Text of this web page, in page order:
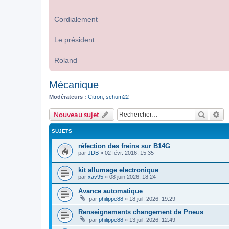
Cordialement
Le président
Roland
Mécanique
Modérateurs : Citron schum22
Nouveau sujet
SUJETS
réfection des freins sur B14G
par JDB » 02 févr. 2016, 15:35
kit allumage electronique
par xav95 » 08 juin 2026, 18:24
Avance automatique
par philippe88 » 18 juil. 2026, 19:29
Renseignements changement de Pneus
par philippe88 » 13 juil. 2026, 12:49